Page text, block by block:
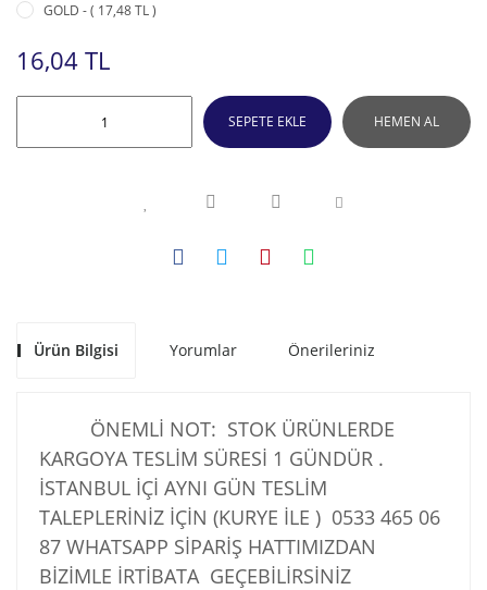
GOLD - ( 17,48 TL )
16,04 TL
SEPETE EKLE HEMEN AL
Ürün Bilgisi Yorumlar Önerileriniz
ÖNEMLİ NOT: STOK ÜRÜNLERDE
KARGOYA TESLİM SÜRESİ 1 GÜNDÜR .
İSTANBUL İÇİ AYNI GÜN TESLİM
TALEPLERİNİZ İÇİN (KURYE İLE ) 0533 465 06
87 WHATSAPP SİPARİŞ HATTIMIZDAN
BİZİMLE İRTİBATA GEÇEBİLİRSİNİZ